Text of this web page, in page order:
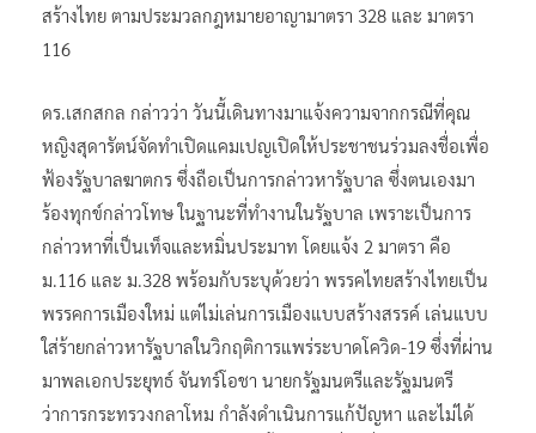
สร้างไทย ตามประมวลกฎหมายอาญามาตรา 328 และ มาตรา
116
ดร.เสกสกล กล่าวว่า วันนี้เดินทางมาแจ้งความจากกรณีที่คุณ
หญิงสุดารัตน์จัดทำเปิดแคมเปญเปิดให้ประชาชนร่วมลงชื่อเพื่อ
ฟ้องรัฐบาลฆาตกร ซึ่งถือเป็นการกล่าวหารัฐบาล ซึ่งตนเองมา
ร้องทุกข์กล่าวโทษ ในฐานะที่ทำงานในรัฐบาล เพราะเป็นการ
กล่าวหาที่เป็นเท็จและหมิ่นประมาท โดยแจ้ง 2 มาตรา คือ
ม.116 และ ม.328 พร้อมกับระบุด้วยว่า พรรคไทยสร้างไทยเป็น
พรรคการเมืองใหม่ แต่ไม่เล่นการเมืองแบบสร้างสรรค์ เล่นแบบ
ใส่ร้ายกล่าวหารัฐบาลในวิกฤติการแพร่ระบาดโควิด-19 ซึ่งที่ผ่าน
มาพลเอกประยุทธ์ จันทร์โอชา นายกรัฐมนตรีและรัฐมนตรี
ว่าการกระทรวงกลาโหม กำลังดำเนินการแก้ปัญหา และไม่ได้